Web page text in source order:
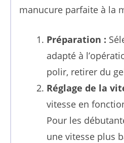
manucure parfaite à la
Préparation :
adapté à
polir, retirer du
Réglage de la
vitesse en
Pour les
une vitesse plus